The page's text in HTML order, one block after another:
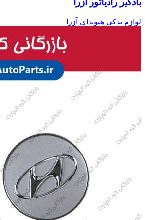
بادگیر رادیاتور آزرا
لوازم یدکی هیوندای آزرا